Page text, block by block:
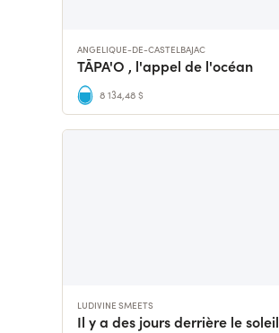
ANGELIQUE-DE-CASTELBAJAC
TĀPA'O , l'appel de l'océan
8 134,48 $
LUDIVINE SMEETS
Il y a des jours derrière le soleil